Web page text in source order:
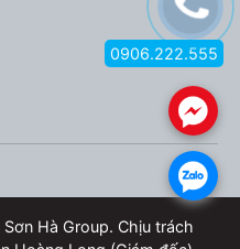
Hà Group. Chịu trách
.
.
0906.222.555